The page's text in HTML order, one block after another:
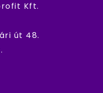
Kft.
út 48.